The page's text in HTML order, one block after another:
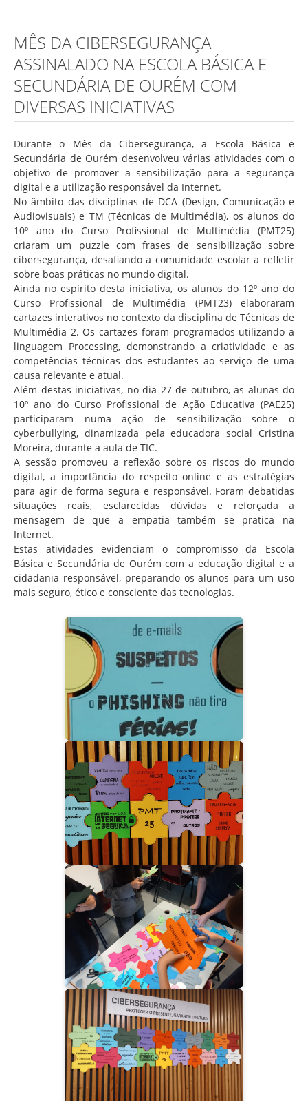
Atividades do 1º Ciclo
Clubes & Projetos
Exames
Associação de Estudantes
Calendário Escolar
Manuais Escolares
Horários
Serviços
Secretarias
Bibliotecas
Reprografias/Papelarias
Bufetes/Bares
Refeitórios
SPO
Contactos
MÊS DA CIBERSEGURANÇA
ASSINALADO NA ESCOLA BÁSICA E
SECUNDÁRIA DE OURÉM COM
DIVERSAS INICIATIVAS
Durante o Mês da Cibersegurança, a Escola Básica e
Secundária de Ourém desenvolveu várias atividades com o
objetivo de promover a sensibilização para a segurança
digital e a utilização responsável da Internet.
No âmbito das disciplinas de DCA (Design, Comunicação e
Audiovisuais) e TM (Técnicas de Multimédia), os alunos do
10º ano do Curso Profissional de Multimédia (PMT25)
criaram um puzzle com frases de sensibilização sobre
cibersegurança, desafiando a comunidade escolar a refletir
sobre boas práticas no mundo digital.
Ainda no espírito desta iniciativa, os alunos do 12º ano do
Curso Profissional de Multimédia (PMT23) elaboraram
cartazes interativos no contexto da disciplina de Técnicas de
Multimédia 2. Os cartazes foram programados utilizando a
linguagem Processing, demonstrando a criatividade e as
competências técnicas dos estudantes ao serviço de uma
causa relevante e atual.
Além destas iniciativas, no dia 27 de outubro, as alunas do
10º ano do Curso Profissional de Ação Educativa (PAE25)
participaram numa ação de sensibilização sobre o
cyberbullying, dinamizada pela educadora social Cristina
Moreira, durante a aula de TIC.
A sessão promoveu a reflexão sobre os riscos do mundo
digital, a importância do respeito online e as estratégias
para agir de forma segura e responsável. Foram debatidas
situações reais, esclarecidas dúvidas e reforçada a
mensagem de que a empatia também se pratica na
Internet.
Estas atividades evidenciam o compromisso da Escola
Básica e Secundária de Ourém com a educação digital e a
cidadania responsável, preparando os alunos para um uso
mais seguro, ético e consciente das tecnologias.